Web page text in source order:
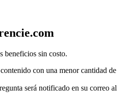
beneficios sin costo.
con una menor cantidad de
será notificado en su correo al